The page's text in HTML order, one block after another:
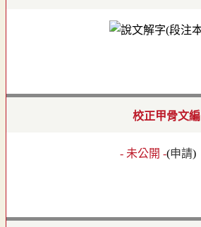
校正甲骨文編
- 未公開 -(申請)